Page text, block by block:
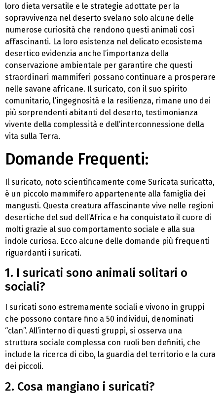
loro dieta versatile e le strategie adottate per la
sopravvivenza nel deserto svelano solo alcune delle
numerose curiosità che rendono questi animali così
affascinanti. La loro esistenza nel delicato ecosistema
desertico evidenzia anche l’importanza della
conservazione ambientale per garantire che questi
straordinari mammiferi possano continuare a prosperare
nelle savane africane. Il suricato, con il suo spirito
comunitario, l’ingegnosità e la resilienza, rimane uno dei
più sorprendenti abitanti del deserto, testimonianza
vivente della complessità e dell’interconnessione della
vita sulla Terra.
Domande Frequenti:
Il suricato, noto scientificamente come Suricata suricatta,
è un piccolo mammifero appartenente alla famiglia dei
mangusti. Questa creatura affascinante vive nelle regioni
desertiche del sud dell’Africa e ha conquistato il cuore di
molti grazie al suo comportamento sociale e alla sua
indole curiosa. Ecco alcune delle domande più frequenti
riguardanti i suricati.
1. I suricati sono animali solitari o
sociali?
I suricati sono estremamente sociali e vivono in gruppi
che possono contare fino a 50 individui, denominati
“clan”. All’interno di questi gruppi, si osserva una
struttura sociale complessa con ruoli ben definiti, che
include la ricerca di cibo, la guardia del territorio e la cura
dei piccoli.
2. Cosa mangiano i suricati?